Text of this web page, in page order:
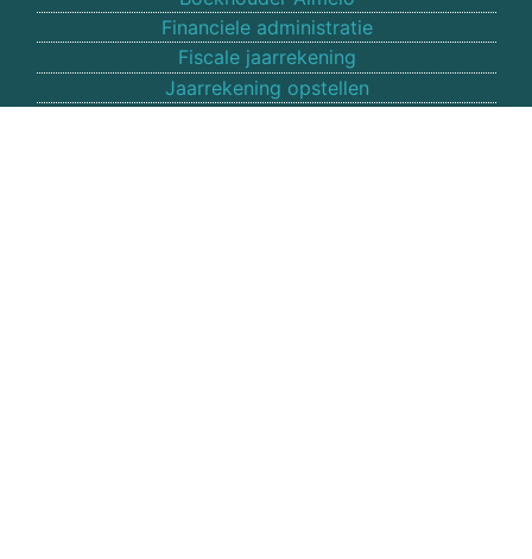
Financiele administratie
Fiscale jaarrekening
Jaarrekening opstellen